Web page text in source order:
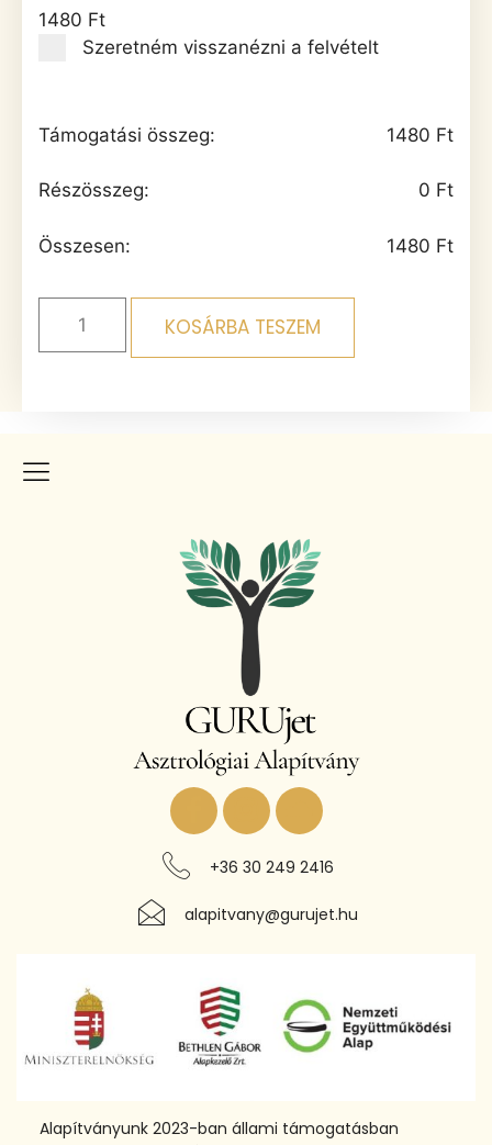
1480 Ft
Szeretném visszanézni a felvételt
Támogatási összeg: 1480 Ft
Részösszeg: 0 Ft
Összesen: 1480 Ft
KOSÁRBA TESZEM
+36 30 249 2416
alapitvany@gurujet.hu
Alapítványunk 2023-ban állami támogatásban